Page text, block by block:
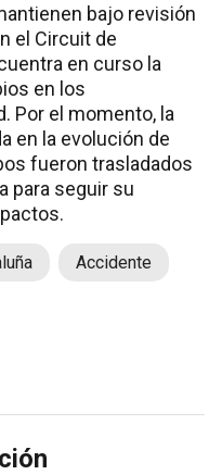
bajo revisión
el Circuit de
en curso la
en los
Por el momento, la
en la evolución de
fueron trasladados
para seguir su
Accidente